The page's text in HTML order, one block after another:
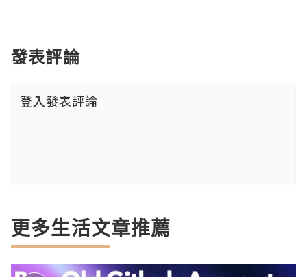
發表評論
登入發表評論
更多生活文章推薦